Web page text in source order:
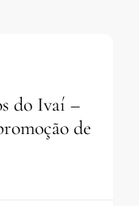
do Ivaí –
de